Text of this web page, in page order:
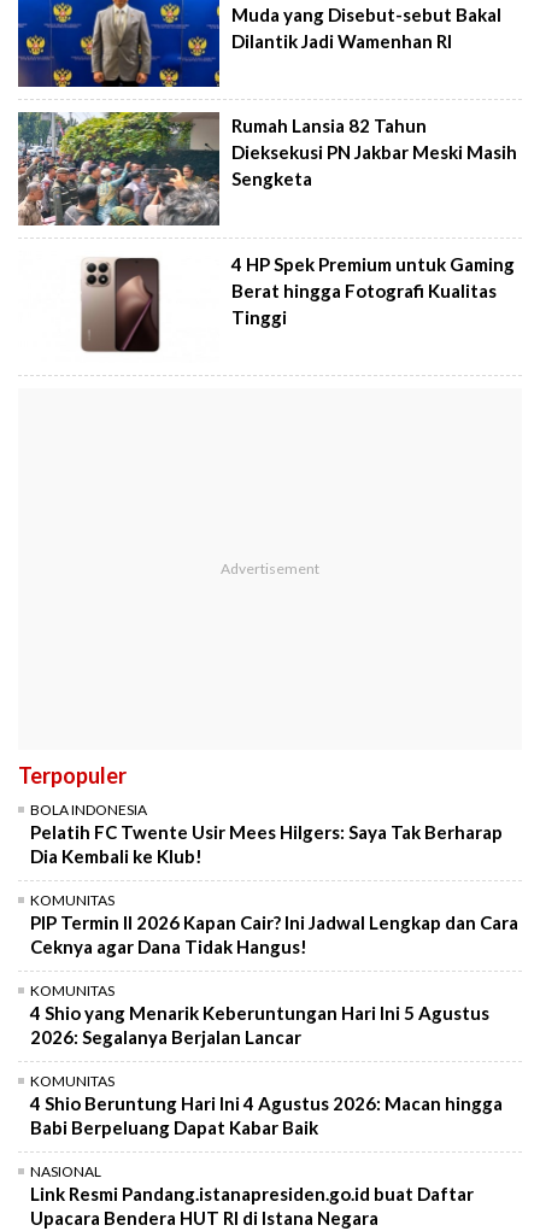
Muda yang Disebut-sebut Bakal
Dilantik Jadi Wamenhan RI
Rumah Lansia 82 Tahun
Dieksekusi PN Jakbar Meski Masih
Sengketa
4 HP Spek Premium untuk Gaming
Berat hingga Fotografi Kualitas
Tinggi
Terpopuler
BOLA INDONESIA
Pelatih FC Twente Usir Mees Hilgers: Saya Tak Berharap
Dia Kembali ke Klub!
KOMUNITAS
PIP Termin II 2026 Kapan Cair? Ini Jadwal Lengkap dan Cara
Ceknya agar Dana Tidak Hangus!
KOMUNITAS
4 Shio yang Menarik Keberuntungan Hari Ini 5 Agustus
2026: Segalanya Berjalan Lancar
KOMUNITAS
4 Shio Beruntung Hari Ini 4 Agustus 2026: Macan hingga
Babi Berpeluang Dapat Kabar Baik
NASIONAL
Link Resmi Pandang.istanapresiden.go.id buat Daftar
Upacara Bendera HUT RI di Istana Negara